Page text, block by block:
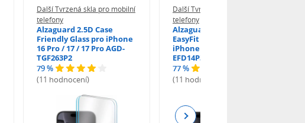
Další Tvrzená skla pro mobilní
telefony
Alzaguard 2.5D Case
Friendly Glass pro iPhone
16 Pro / 17 / 17 Pro AGD-
TGF263P2
79 %
(11 hodnocení)
Další Tvrzená skla pro mobilní
telefony
Alzaguard 2.5D Glass
EasyFit DustFree pro
iPhone 16 Pro / 17 AGD-
EFD14P3
77 %
(11 hodnocení)
Next